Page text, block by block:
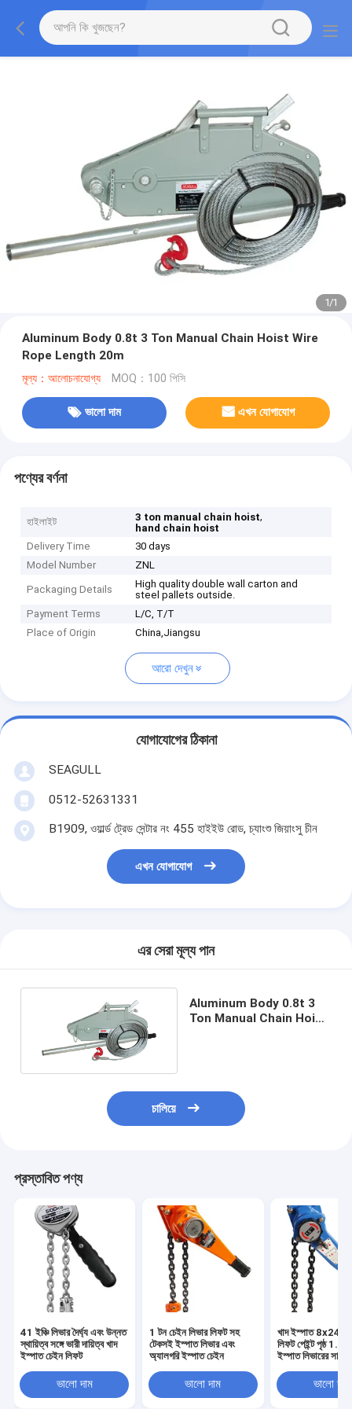
1/1
Aluminum Body 0.8t 3 Ton Manual Chain Hoist Wire
Rope Length 20m
মূল্য：আলোচনাযোগ্য MOQ：100 পিসি
ভালো দাম এখন যোগাযোগ
পণ্যের বর্ণনা
হাইলাইট 3 ton manual chain hoist,
hand chain hoist
Delivery Time
30 days
Model Number
ZNL
Packaging Details
High quality double wall carton and
steel pallets outside.
Payment Terms
L/C, T/T
Place of Origin
China,Jiangsu
আরো দেখুন
যোগাযোগের ঠিকানা
SEAGULL
0512-52631331
B1909, ওয়ার্ল্ড ট্রেড সেন্টার নং 455 হাইইউ রোড, চ্যাংশু জিয়াংসু চীন
এখন যোগাযোগ
এর সেরা মূল্য পান
Aluminum Body 0.8t 3
Ton Manual Chain Hoist
চালিয়ে
প্রস্তাবিত পণ্য
41 ইঞ্চি লিভার দৈর্ঘ্য এবং উন্নত
স্থায়িত্ব সঙ্গে ভারী দায়িত্ব খাদ
ইস্পাত চেইন লিফট
ভালো দাম
1 টন চেইন লিভার লিফট সহ
টেকসই ইস্পাত লিভার এবং
অ্যালগরি ইস্পাত চেইন
ভালো দাম
খাদ ইস্পাত 8x24
লিফট পেইন্ট পৃষ্ঠ
ইস্পাত লিভারের
ভালো দাম